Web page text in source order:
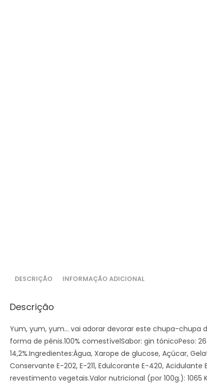
DESCRIÇÃO INFORMAÇÃO ADICIONAL
Descrição
Yum, yum, yum… vai adorar devorar este chupa-chupa
forma de pénis.100% comestívelSabor: gin tónicoPeso:
14,2%.Ingredientes:Água, Xarope de glucose, Açúcar,
Conservante E-202, E-211, Edulcorante E-420, Acidulante
revestimento vegetais.Valor nutricional (por 100g.): 1065